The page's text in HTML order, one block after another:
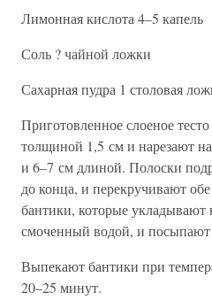
Лимонная кислота 4–5 капель
Соль ? чайной ложки
Сахарная пудра 1 столовая
Приготовленное слоеное
толщиной 1,5 см и нарезают
и 6–7 см длиной. Полоски
до конца, и перекручивают
бантики, которые укладывают
смоченный водой, и посыпают
Выпекают бантики при
20–25 минут.